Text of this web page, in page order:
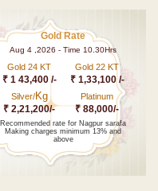
Gold Rate
Aug 4 ,2026 - Time 10.30Hrs
Gold 24 KT
₹ 1 43,400 /-
Gold 22 KT
₹ 1,33,100 /-
Silver/Kg
₹ 2,21,200/-
Platinum
₹ 88,000/-
Recommended rate for Nagpur sarafa
Making charges minimum 13% and
above